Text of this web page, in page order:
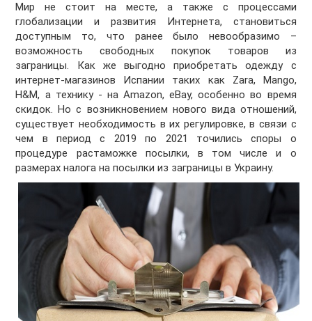
Мир не стоит на месте, а также с процессами
глобализации и развития Интернета, становиться
доступным то, что ранее было невообразимо –
возможность свободных покупок товаров из
заграницы. Как же выгодно приобретать одежду с
интернет-магазинов Испании таких как Zara, Mango,
H&M, а технику - на Amazon, eBay, особенно во время
скидок. Но с возникновением нового вида отношений,
существует необходимость в их регулировке, в связи с
чем в период с 2019 по 2021 точились споры о
процедуре растаможке посылки, в том числе и о
размерах налога на посылки из заграницы в Украину.